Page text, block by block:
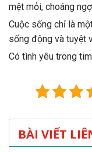
mệt mỏi, choáng
Cuộc sống chỉ là
sống động và tuyệt
Có tình yêu trong
BÀI VIẾT